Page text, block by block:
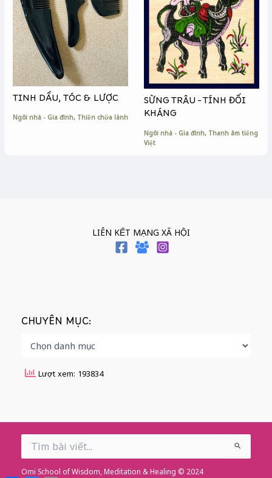
TINH DẦU, TÓC & LƯỢC
Ngôi nhà - Gia đình, Thiền chữa lành
SỪNG TRÂU – TÍNH ĐỐI
KHÁNG
Ngôi nhà - Gia đình, Thanh âm tiếng
Việt
LIÊN KẾT MẠNG XÃ HỘI
CHUYÊN MỤC:
Lượt xem: 193834
Search
for:
Omi School of Wisdom, Meditation & Healing © 2024